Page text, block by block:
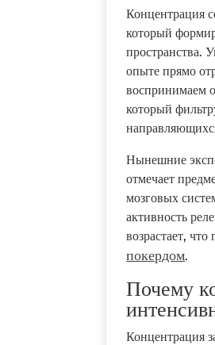
Концентрация
который
пространства.
опыте прямо
воспринимаем
который
Нынешние
отмечает
мозговых
активность
возрастает,
покердом.
Почему
Концентрация